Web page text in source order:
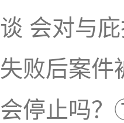
谈 会对与
失败后案件
会停止吗